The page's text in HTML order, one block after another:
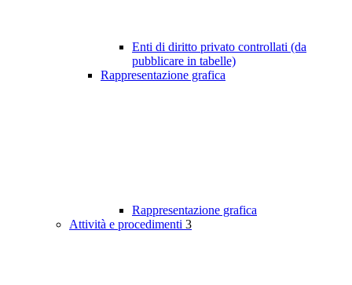
Enti di diritto privato controllati (da
pubblicare in tabelle)
Rappresentazione grafica
Rappresentazione grafica
Attività e procedimenti 3